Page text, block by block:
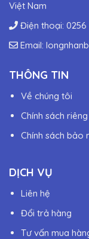
Việt Nam
Điện thoại: 0256
Email:
THÔNG TIN
Về chúng tôi
Chính sách
Chính sách bảo
DỊCH VỤ
Liên hệ
Đổi trả hàng
Tư vấn mua